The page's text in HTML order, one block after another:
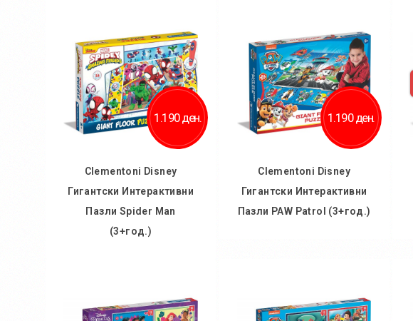
Додај во желби
Додај за споредба
Додај во желби
Додај за споредба
1.190 ден.
Clementoni Disney
Гигантски Интерактивни
Пазли Spider Man
(3+год.)
Додај во желби
1.190 ден.
Clementoni Disney
Гигантски Интерактивни
Пазли PAW Patrol (3+год.)
Додај за споредба